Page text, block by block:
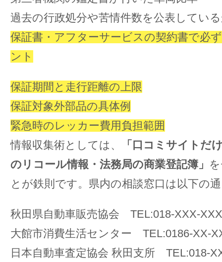
過去の行政処分や苦情件数を公表してい
保証書・アフターサービスの契約書で必
ント
保証期間と走行距離の上限
保証対象外部品の具体例
緊急時のレッカー費用負担範囲
情報収集術としては、
「口コミサイトだ
のリコール情報・法務局の商業登記簿」
とが鉄則です。県内の相談窓口は以下の
秋田県自動車販売協会 TEL:018-XXX-
大館市消費生活センター TEL:0186-XX-
日本自動車査定協会 秋田支所 TEL:018-